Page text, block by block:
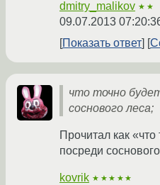
dmitry_malikov ★★
09.07.2013
Показать ответ
что точно
соснового леса;
Прочитал как
посреди
kovrik ★★★★★